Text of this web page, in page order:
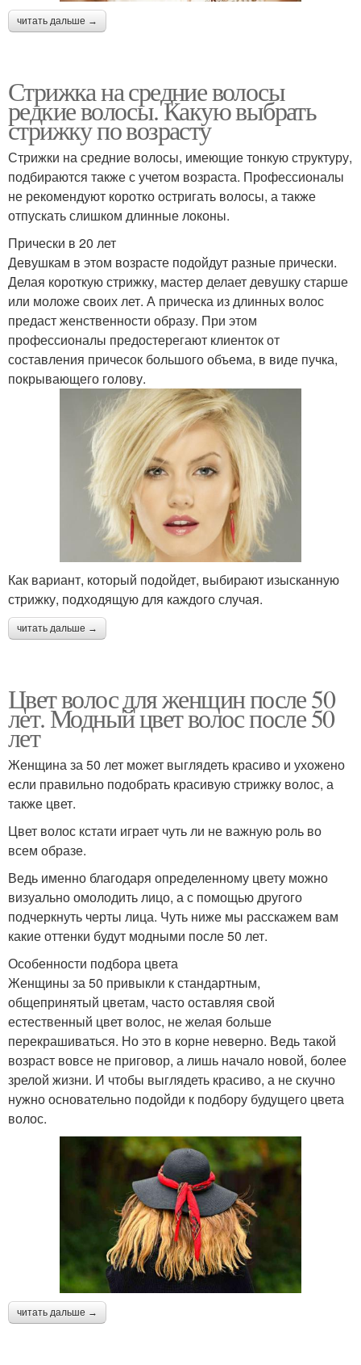
читать дальше →
Стрижка на средние волосы
редкие волосы. Какую выбрать
стрижку по возрасту
Стрижки на средние волосы, имеющие тонкую структуру,
подбираются также с учетом возраста. Профессионалы
не рекомендуют коротко остригать волосы, а также
отпускать слишком длинные локоны.
Прически в 20 лет
Девушкам в этом возрасте подойдут разные прически.
Делая короткую стрижку, мастер делает девушку старше
или моложе своих лет. А прическа из длинных волос
предаст женственности образу. При этом
профессионалы предостерегают клиенток от
составления причесок большого объема, в виде пучка,
покрывающего голову.
Как вариант, который подойдет, выбирают изысканную
стрижку, подходящую для каждого случая.
читать дальше →
Цвет волос для женщин после 50
лет. Модный цвет волос после 50
лет
Женщина за 50 лет может выглядеть красиво и ухожено
если правильно подобрать красивую стрижку волос, а
также цвет.
Цвет волос кстати играет чуть ли не важную роль во
всем образе.
Ведь именно благодаря определенному цвету можно
визуально омолодить лицо, а с помощью другого
подчеркнуть черты лица. Чуть ниже мы расскажем вам
какие оттенки будут модными после 50 лет.
Особенности подбора цвета
Женщины за 50 привыкли к стандартным,
общепринятый цветам, часто оставляя свой
естественный цвет волос, не желая больше
перекрашиваться. Но это в корне неверно. Ведь такой
возраст вовсе не приговор, а лишь начало новой, более
зрелой жизни. И чтобы выглядеть красиво, а не скучно
нужно основательно подойди к подбору будущего цвета
волос.
читать дальше →